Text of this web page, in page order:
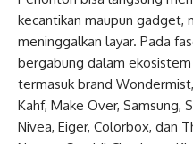
kecantikan maupun gadget,
meninggalkan layar. Pada
bergabung dalam
termasuk brand Wondermist,
Kahf, Make Over, Samsung,
Nivea, Eiger, Colorbox, dan